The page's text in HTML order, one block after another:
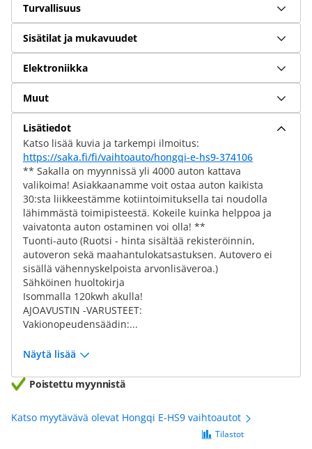
Turvallisuus
Sisätilat ja mukavuudet
Elektroniikka
Muut
Lisätiedot
Katso lisää kuvia ja tarkempi ilmoitus:
https://saka.fi/fi/vaihtoauto/hongqi-e-hs9-374106
** Sakalla on myynnissä yli 4000 auton kattava
valikoima! Asiakkaanamme voit ostaa auton kaikista
30:sta liikkeestämme kotiintoimituksella tai noudolla
lähimmästä toimipisteestä. Kokeile kuinka helppoa ja
vaivatonta auton ostaminen voi olla! **
Tuonti-auto (Ruotsi - hinta sisältää rekisteröinnin,
autoveron sekä maahantulokatsastuksen. Autovero ei
sisällä vähennyskelpoista arvonlisäveroa.)
Sähköinen huoltokirja
Isommalla 120kwh akulla!
AJOAVUSTIN -VARUSTEET:
Vakionopeudensäädin:...
Näytä lisää
Poistettu myynnistä
Katso myytävävä olevat Hongqi E-HS9 vaihtoautot
Tilastot